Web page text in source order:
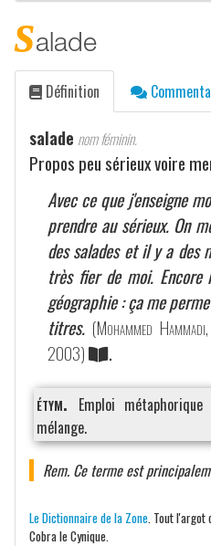
salade
Définition
salade nom féminin.
Propos peu sérieux voire
Avec ce que j'enseigne
prendre au sérieux. On
des salades et il y a des
très fier de moi. Encore
géographie : ça me
titres. (Mohammed Hammadi,
2003)
.
étym. Emploi
mélange.
Rem. Ce terme est
Le Dictionnaire de la Zone . Tout
Cobra le Cynique.